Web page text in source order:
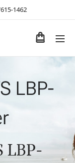
1462
LBP-
LBP-